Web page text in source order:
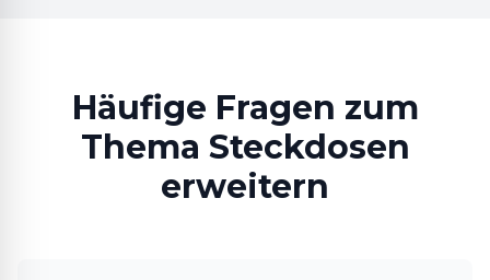
Häufige Fragen zum
Thema Steckdosen
erweitern